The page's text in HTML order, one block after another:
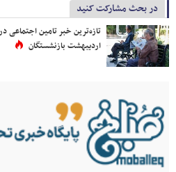
در بحث مشارکت کنید
تازه‌ترین خبر تامین اجتماعی
اردیبهشت بازنشستگان